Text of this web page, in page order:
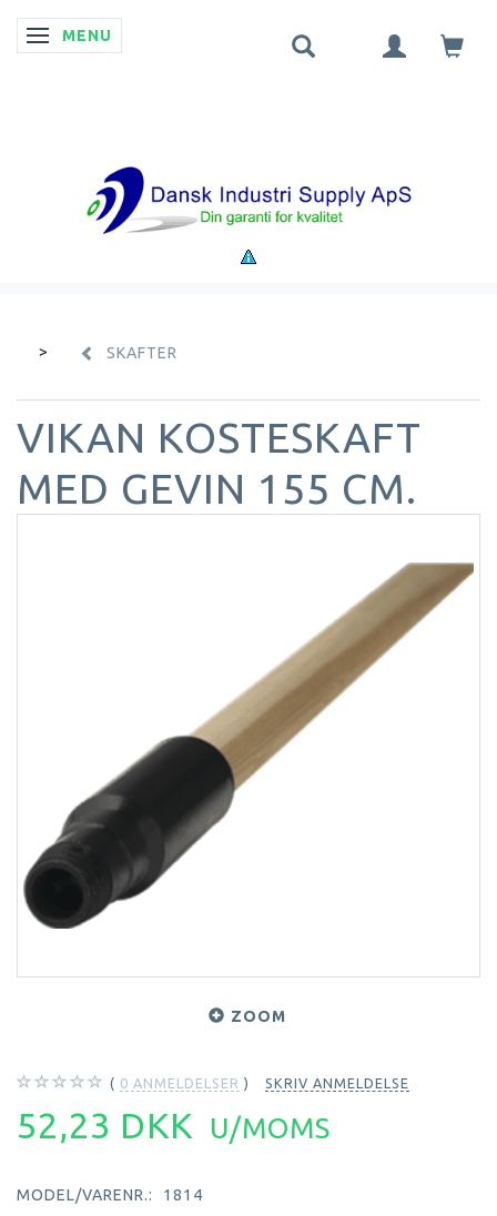
SKIFTE NAVIGATION
MENU
SKAFTER
VIKAN KOSTESKAFT
MED GEVIN 155 CM.
ZOOM
0 ANMELDELSER SKRIV ANMELDELSE
52,23 DKK U/MOMS
MODEL/VARENR.: 1814